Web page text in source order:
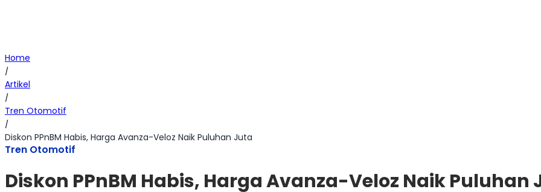
Home
/
Artikel
/
Tren Otomotif
/
Diskon PPnBM Habis, Harga Avanza-Veloz Naik Puluhan Juta
Tren Otomotif
Diskon PPnBM Habis, Harga Avanza-Veloz Naik Puluhan